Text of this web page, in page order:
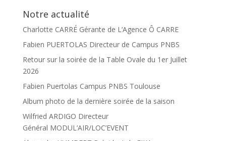
Notre actualité
Charlotte CARRÉ Gérante de L’Agence Ô CARRE
Fabien PUERTOLAS Directeur de Campus PNBS
Retour sur la soirée de la Table Ovale du 1er Juillet
2026
Fabien Puertolas Campus PNBS Toulouse
Album photo de la dernière soirée de la saison
Wilfried ARDIGO Directeur
Général MODUL’AIR/LOC’EVENT